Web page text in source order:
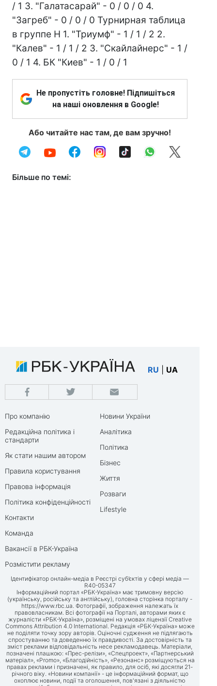
/ 1 3. "Галатасарай" - 0 / 0 / 0 4.
"Загреб" - 0 / 0 / 0 Турнирная таблица
в группе Н 1. "Триумф" - 1 / 1 / 2 2.
"Калев" - 1 / 1 / 2 3. "Скайлайнерс" - 1 /
0 / 1 4. БК "Киев" - 1 / 0 / 1
Не пропустіть головне! Підпишіться
на наші оновлення в Google!
Або читайте нас там, де вам зручно!
Більше по темі:
RU UA
Про компанію
Редакційна політика і
стандарти
Як стати нашим автором
Правила користування
Правова інформація
Політика конфіденційності
Контакти
Команда
Вакансії в РБК-Україна
Розмістити рекламу
Новини України
Аналітика
Політика
Бізнес
Життя
Розваги
Lifestyle
Ідентифікатор онлайн-медіа в Реєстрі суб’єктів у сфері медіа —
R40-05347
Інформаційний портал «РБК-Україна» має тримовну версію
(українську, російську та англійську), головна сторінка порталу -
https://www.rbc.ua. Фотографії, зображення належать їх
правовласникам. Всі фотографії на Порталі, авторами яких є
журналісти «РБК-Україна», розміщені на умовах ліцензії Creative
Commons Attribution 4.0 International. Редакція «РБК-Україна» може
не поділяти точку зору авторів. Оціночні судження не підлягають
спростуванню та доведенню їх правдивості. За достовірність та
зміст реклами відповідальність несе рекламодавець. Матеріали,
позначені плашкою: «Прес-релізи», «Спецпроект», «Партнерський
матеріал», «Promo», «Благодійність», «Резонанс» розміщуються на
правах реклами і призначені, як правило, для осіб, які досягли 21-
річного віку. «Новини компанії» - це інформаційний формат, що
охоплює новини, події та оголошення, пов'язані з діяльністю